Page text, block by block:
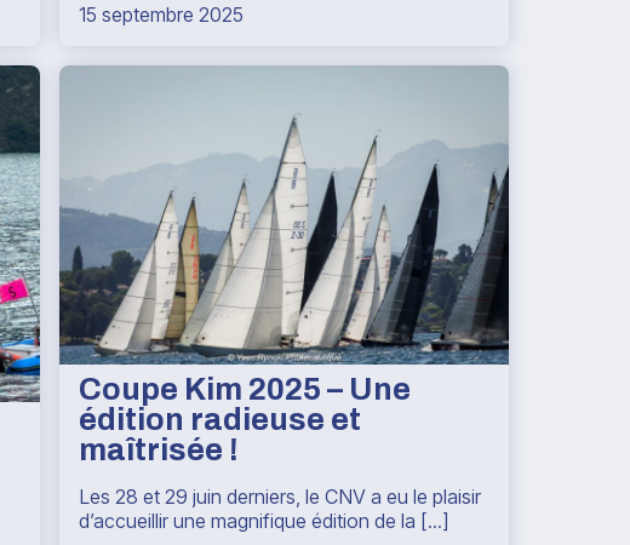
15 septembre 2025
Coupe Kim 2025 – Une
édition radieuse et
maîtrisée !
Les 28 et 29 juin derniers, le CNV a eu le plaisir
d’accueillir une magnifique édition de la [...]